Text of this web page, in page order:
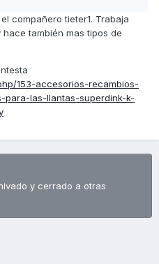
compañero tieter1. Trabaja
también mas tipos de
153-accesorios-recambios-
para-las-llantas-superdink-k-
y cerrado a otras